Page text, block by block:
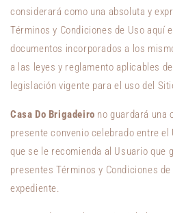
considerará como una absoluta y
Términos y Condiciones de Uso aquí
documentos incorporados a los
a las leyes y reglamento aplicables
legislación vigente para el uso del
Casa Do Brigadeiro no guardará una
presente convenio celebrado entre el
que se le recomienda al Usuario que
presentes Términos y Condiciones
expediente.